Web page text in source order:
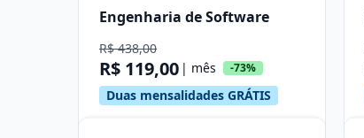
Engenharia de Software
R$ 438,00
R$ 119,00 | mês -73%
Duas mensalidades GRÁTIS